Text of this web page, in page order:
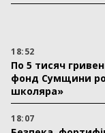
18:52
По 5 тисяч
фонд Сумщини
школяра»
18:07